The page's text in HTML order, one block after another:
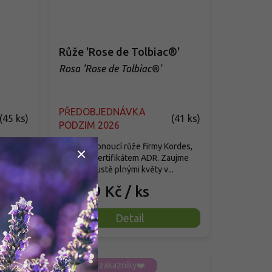
(45 ks)
Růže 'Rose de Tolbiac®'
Rosa 'Rose de Tolbiac®'
PŘEDOBJEDNÁVKA
PODZIM 2026
(41 ks)
od319 Kč / ks
Detail
Elegantní pnoucí růže firmy Kordes,
oceněná certifikátem ADR. Zaujme
velkými, hustě plnými květy v...
Oblíbeno zákazníky❤️